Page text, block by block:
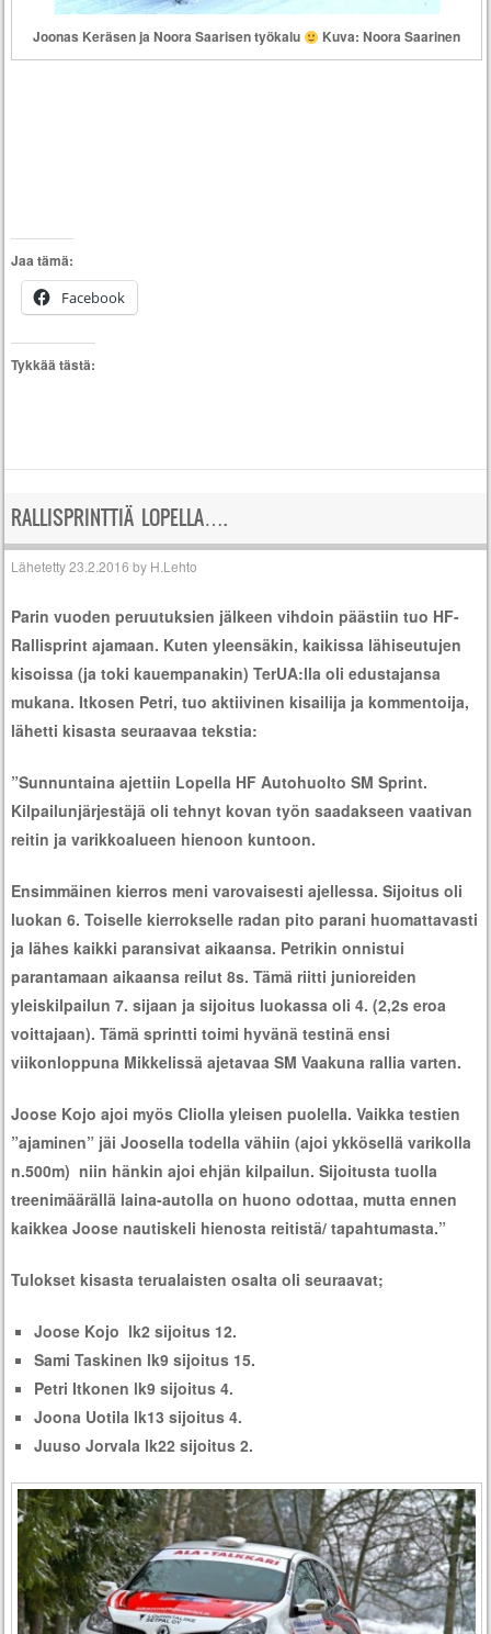
Joonas Keräsen ja Noora Saarisen työkalu Kuva: Noora Saarinen
Jaa tämä:
Facebook
Tykkää tästä:
RALLISPRINTTIÄ LOPELLA….
Lähetetty23.2.2016 by H.Lehto
Parin vuoden peruutuksien jälkeen vihdoin päästiin tuo HF-
Rallisprint ajamaan. Kuten yleensäkin, kaikissa lähiseutujen
kisoissa (ja toki kauempanakin) TerUA:lla oli edustajansa
mukana. Itkosen Petri, tuo aktiivinen kisailija ja kommentoija,
lähetti kisasta seuraavaa tekstia:
”Sunnuntaina ajettiin Lopella HF Autohuolto SM Sprint.
Kilpailunjärjestäjä oli tehnyt kovan työn saadakseen vaativan
reitin ja varikkoalueen hienoon kuntoon.
Ensimmäinen kierros meni varovaisesti ajellessa. Sijoitus oli
luokan 6. Toiselle kierrokselle radan pito parani huomattavasti
ja lähes kaikki paransivat aikaansa. Petrikin onnistui
parantamaan aikaansa reilut 8s. Tämä riitti junioreiden
yleiskilpailun 7. sijaan ja sijoitus luokassa oli 4. (2,2s eroa
voittajaan). Tämä sprintti toimi hyvänä testinä ensi
viikonloppuna Mikkelissä ajetavaa SM Vaakuna rallia varten.
Joose Kojo ajoi myös Cliolla yleisen puolella. Vaikka testien
”ajaminen” jäi Joosella todella vähiin (ajoi ykkösellä varikolla
n.500m) niin hänkin ajoi ehjän kilpailun. Sijoitusta tuolla
treenimäärällä laina-autolla on huono odottaa, mutta ennen
kaikkea Joose nautiskeli hienosta reitistä/ tapahtumasta.”
Tulokset kisasta terualaisten osalta oli seuraavat;
Joose Kojo lk2 sijoitus 12.
Sami Taskinen lk9 sijoitus 15.
Petri Itkonen lk9 sijoitus 4.
Joona Uotila lk13 sijoitus 4.
Juuso Jorvala lk22 sijoitus 2.